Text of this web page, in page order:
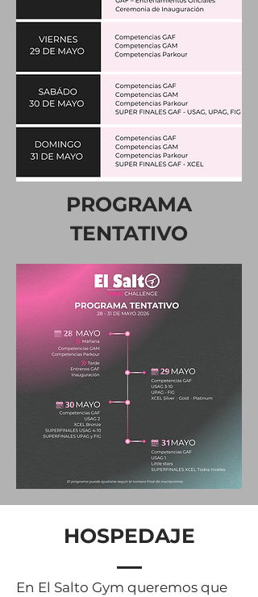
PROGRAMA
TENTATIVO
HOSPEDAJE
En El Salto Gym queremos que